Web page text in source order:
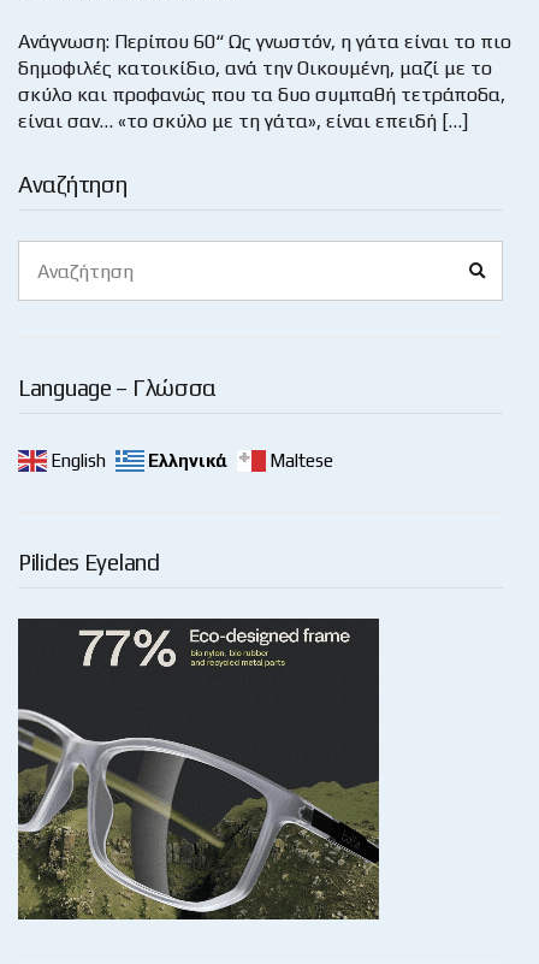
Αναζήτηση
for:
Language – Γλώσσα
English Ελληνικά Maltese
Pilides Eyeland
Ανάγνωση: Περίπου 60“ Ως γνωστόν, η γάτα είναι το πιο
δημοφιλές κατοικίδιο, ανά την Οικουμένη, μαζί με το
σκύλο και προφανώς που τα δυο συμπαθή τετράποδα,
είναι σαν… «το σκύλο με τη γάτα», είναι επειδή […]